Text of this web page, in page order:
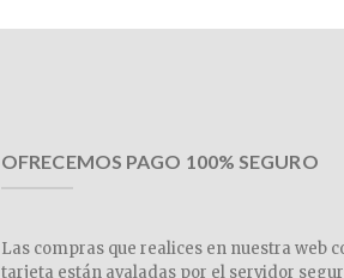
OFRECEMOS PAGO 100% SEGURO
Las compras que realices en nuestra web
tarjeta están avaladas por el servidor